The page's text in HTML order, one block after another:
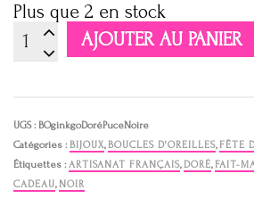
Plus que 2 en stock
quantité
de
et
dorées
feuille
de
AJOUTER AU PANIER
UGS : BOginkgoDoréPuceNoire
Catégories : BIJOUX, BOUCLES D'OREILLES, FÊTE
Étiquettes : ARTISANAT FRANÇAIS, DORÉ, FAIT-
CADEAU, NOIR